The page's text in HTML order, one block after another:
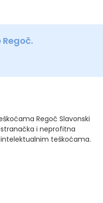
Regoč Slavonski
i neprofitna
teškoćama.